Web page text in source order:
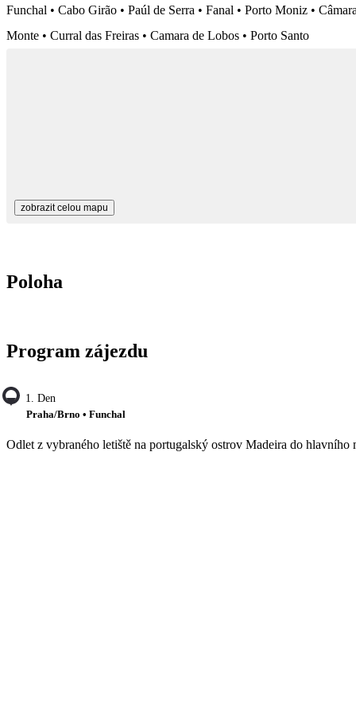
Funchal • Cabo Girão • Paúl de Serra • Fanal • Porto Moniz •
Monte • Curral das Freiras • Camara de Lobos • Porto Santo
zobrazit celou mapu
Poloha
Program zájezdu
1. Den
Praha/Brno • Funchal
Odlet z vybraného letiště na portugalský ostrov Madeira do